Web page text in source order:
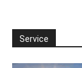
Service